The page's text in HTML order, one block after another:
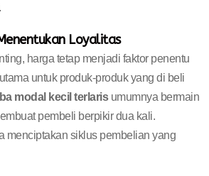
Loyalitas
harga tetap menjadi faktor penentu
untuk produk-produk yang di beli
modal kecil terlarisumumnya bermain
pembeli berpikir dua kali.
menciptakan siklus pembelian yang